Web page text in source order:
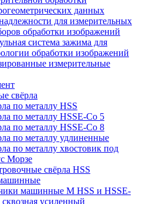
данных
для измерительных
обработки изображений
система зажима для
обработки изображений
измерительные
свёрла
по металлу HSS
по металлу HSSE-Co 5
по металлу HSSE-Co 8
по металлу удлиненные
по металлу хвостовик под
Морзе
свёрла HSS
машинные M HSS и HSSE-
сквозная усиленный